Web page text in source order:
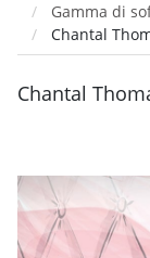
Gamma di
Chantal
Chantal